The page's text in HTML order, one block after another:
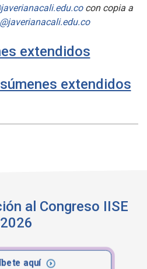
con copia a
extendidos
extendidos
al Congreso IISE
2026
aquí